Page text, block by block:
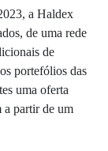
a Haldex
de uma rede
de
portefólios das
uma oferta
a partir de um